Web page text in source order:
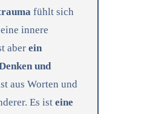
fühlt sich
innere
aber ein
und
aus Worten und
Es ist eine